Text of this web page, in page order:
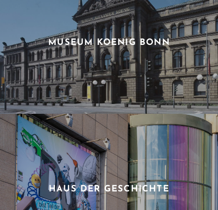
MUSEUM KOENIG BONN
HAUS DER GESCHICHTE